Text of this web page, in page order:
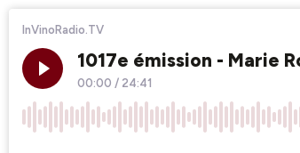
InVinoRadio.TV
1017e émission - Marie
00:00 / 24:41